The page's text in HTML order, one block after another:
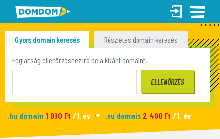
Gyors domain keresés
Részletes domain keresés
Tömeges domain keresés
Foglaltság ellenőrzéshez írd be a kívánt domaint!
.hu domain 1 980 Ft /1. év .eu domain 2 490 Ft /1. év
.site domain990 Ft/1. év .fun domain1 090 Ft/1. év